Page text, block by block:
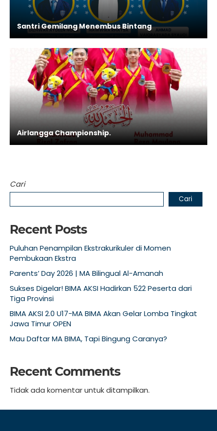
Santri Gemilang Menembus Bintang
Airlangga Championship.
Cari
Cari
Recent Posts
Puluhan Penampilan Ekstrakurikuler di Momen
Pembukaan Ekstra
Parents’ Day 2026 | MA Bilingual Al-Amanah
Sukses Digelar! BIMA AKSI Hadirkan 522 Peserta dari
Tiga Provinsi
BIMA AKSI 2.0 U17-MA BIMA Akan Gelar Lomba Tingkat
Jawa Timur OPEN
Mau Daftar MA BIMA, Tapi Bingung Caranya?
Recent Comments
Tidak ada komentar untuk ditampilkan.